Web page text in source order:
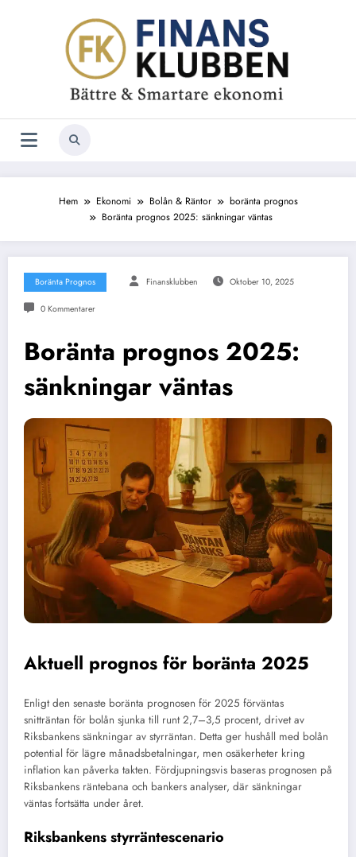
Hem Ekonomi Bolån & Räntor
boränta prognos
Boränta prognos 2025: sänkningar väntas
Boränta Prognos Finansklubben Oktober 10, 2025
0 Kommentarer
Boränta prognos 2025:
sänkningar väntas
Aktuell prognos för boränta 2025
Enligt den senaste boränta prognosen för 2025 förväntas
snitträntan för bolån sjunka till runt 2,7–3,5 procent, drivet av
Riksbankens sänkningar av styrräntan. Detta ger hushåll med bolån
potential för lägre månadsbetalningar, men osäkerheter kring
inflation kan påverka takten. Fördjupningsvis baseras prognosen på
Riksbankens räntebana och bankers analyser, där sänkningar
väntas fortsätta under året.
Riksbankens styrräntescenario